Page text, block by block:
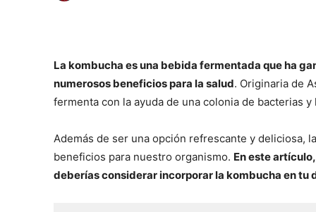
La kombucha es una bebida fermentada que ha
numerosos beneficios para la salud. Originaria de
fermenta con la ayuda de una colonia de bacterias y
Además de ser una opción refrescante y deliciosa,
beneficios para nuestro organismo. En este
deberías considerar incorporar la kombucha en tu